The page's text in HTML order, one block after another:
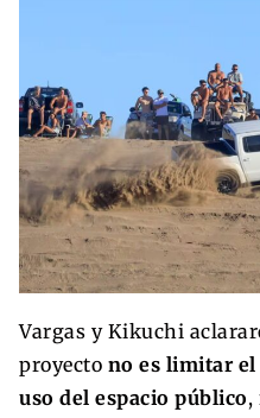
Vargas y Kikuchi
proyecto no es limitar
uso del espacio público,